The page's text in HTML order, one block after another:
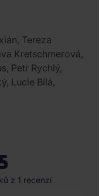
Tereza
Kretschmerová,
Petr Rychlý,
Lucie Bílá,
z 1 recenzí